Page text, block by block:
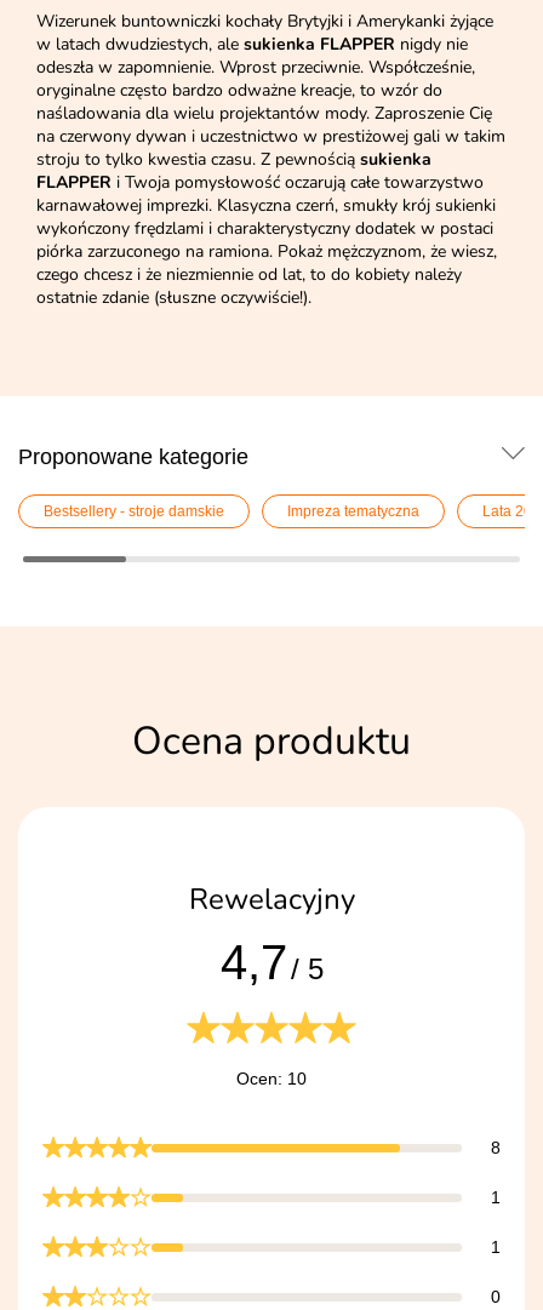
Wizerunek buntowniczki kochały Brytyjki i Amerykanki żyjące
w latach dwudziestych, ale sukienka FLAPPER nigdy nie
odeszła w zapomnienie. Wprost przeciwnie. Współcześnie,
oryginalne często bardzo odważne kreacje, to wzór do
naśladowania dla wielu projektantów mody. Zaproszenie Cię
na czerwony dywan i uczestnictwo w prestiżowej gali w takim
stroju to tylko kwestia czasu. Z pewnością sukienka
FLAPPER i Twoja pomysłowość oczarują całe towarzystwo
karnawałowej imprezki. Klasyczna czerń, smukły krój sukienki
wykończony frędzlami i charakterystyczny dodatek w postaci
piórka zarzuconego na ramiona. Pokaż mężczyznom, że wiesz,
czego chcesz i że niezmiennie od lat, to do kobiety należy
ostatnie zdanie (słuszne oczywiście!).
Proponowane kategorie
Bestsellery - stroje damskie Impreza tematyczna Lata 20.
Ocena produktu
Rewelacyjny
4,7/ 5
Ocen: 10
8
1
1
0